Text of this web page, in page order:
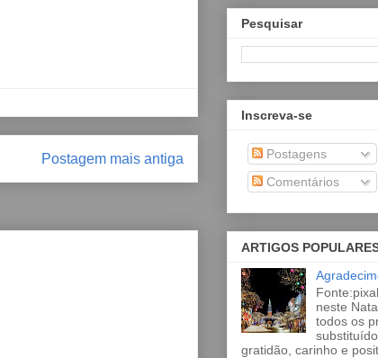
Postagem mais antiga
Pesquisar
Inscreva-se
Postagens
Comentários
ARTIGOS
neste
todos os
gratidão, carinho e